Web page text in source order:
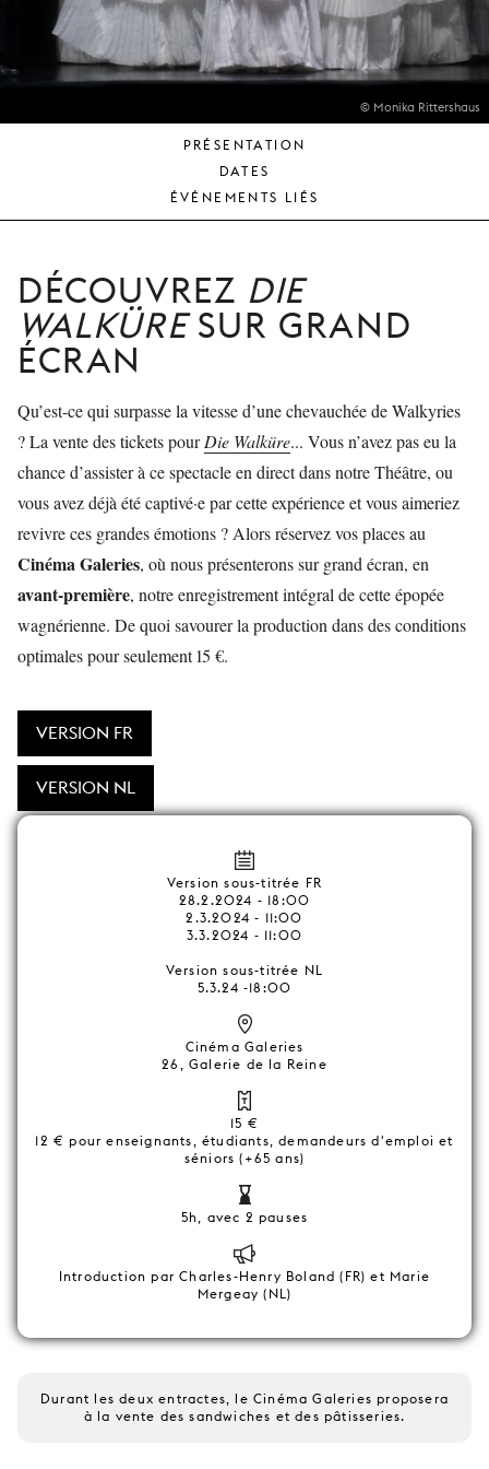
JEUNE
PUBLIC
LA
SOUTENIR
© Monika Rittershaus
PRÉSENTATION
DATES
ÉVÉNEMENTS LIÉS
DÉCOUVREZ DIE
WALKÜRESUR GRAND
ÉCRAN
Qu’est-ce qui surpasse la vitesse d’une chevauchée de Walkyries
? La vente des tickets pourDie Walküre... Vous n’avez pas eu la
chance d’assister à ce spectacle en direct dans notre Théâtre, ou
vous avez déjà été captivé·e par cette expérience et vous aimeriez
revivre ces grandes émotions ? Alors réservez vos places au
Cinéma Galeries, où nous présenterons sur grand écran, en
avant-première, notre enregistrement intégral de cette épopée
wagnérienne. De quoi savourer la production dans des conditions
optimales pour seulement 15 €.
VERSION FR
VERSION NL
Version sous-titrée FR
28.2.2024 - 18:00
2.3.2024 - 11:00
3.3.2024 - 11:00
Version sous-titrée NL
5.3.24 -18:00
Cinéma Galeries
26, Galerie de la Reine
15 €
12 € pour enseignants, étudiants, demandeurs d'emploi et
séniors (+65 ans)
5h, avec 2 pauses
Introduction par Charles-Henry Boland (FR) et Marie
Mergeay (NL)
Durant les deux entractes, le Cinéma Galeries proposera
à la vente des sandwiches et des pâtisseries.